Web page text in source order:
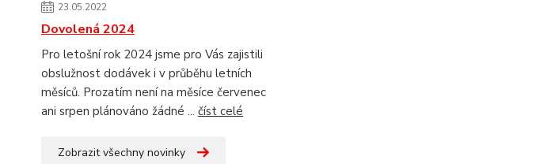
23.05.2022
Dovolená 2024
Pro letošní rok 2024 jsme pro Vás zajistili
obslužnost dodávek i v průběhu letních
měsíců. Prozatím není na měsíce červenec
ani srpen plánováno žádné ... číst celé
Zobrazit všechny novinky